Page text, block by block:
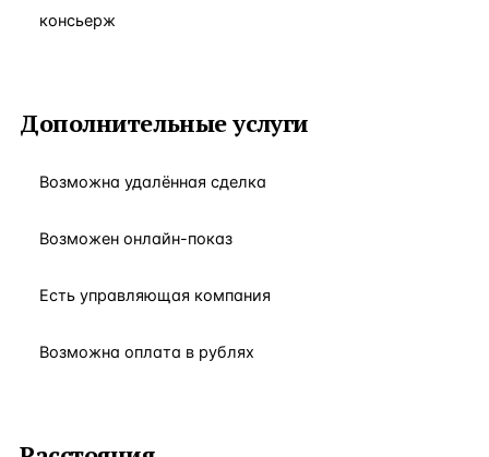
консьерж
Дополнительные услуги
Возможна удалённая сделка
Возможен онлайн-показ
Есть управляющая компания
Возможна оплата в рублях